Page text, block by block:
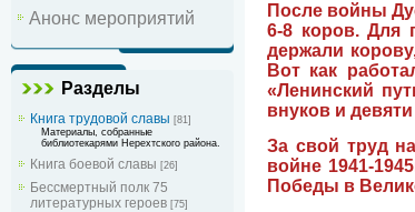
Анонс мероприятий
Разделы
Книга трудовой славы [81]
Материалы, собранные
библиотекарями Нерехтского района.
Книга боевой славы [26]
Бессмертный полк 75
литературных героев [75]
После войны
6-8 коров. Для
держали
Вот как
«Ленинский
внуков и
За свой труд
войне 1941-
Победы в